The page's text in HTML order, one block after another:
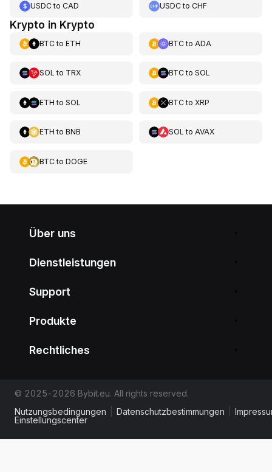
USDCto CAD USDCtoCHF
Krypto in Krypto
BTCto ETH BTCto ADA
SOL to TRX BTCto SOL
ETH to SOL BTCto XRP
ETH to BNB SOL to AVAX
BTCto DOGE
Über uns
Dienstleistungen
Support
Produkte
Rechtliches
© 2025-2026 Bybit.eu. All rights reserved.
Nutzungsbedingungen
Datenschutzbestimmungen
Einstellungscenter